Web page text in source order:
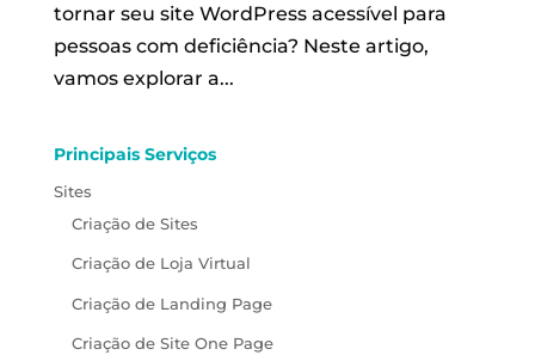
tornar seu site WordPress acessível para
pessoas com deficiência? Neste artigo,
vamos explorar a...
Principais Serviços
Sites
Criação de Sites
Criação de Loja Virtual
Criação de Landing Page
Criação de Site One Page